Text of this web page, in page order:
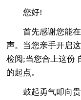
您好!
首先感谢您能
声。当您亲手开启
检阅;当您合上这份
的起点。
鼓起勇气叩向